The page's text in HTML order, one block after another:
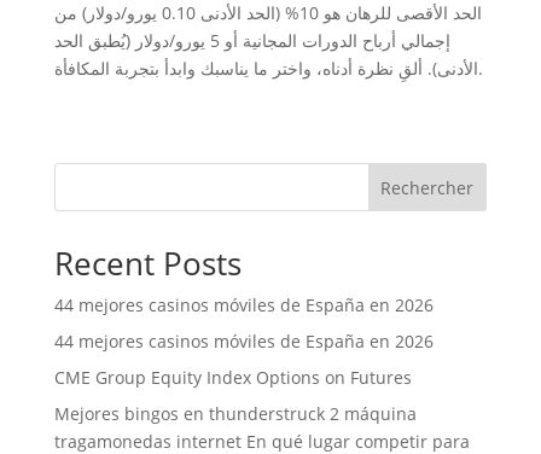
الحد الأقصى للرهان هو 10% (الحد الأدنى 0.10 يورو/دولار) من
إجمالي أرباح الدورات المجانية أو 5 يورو/دولار (يُطبق الحد
الأدنى). ألقِ نظرة أدناه، واختر ما يناسبك وابدأ بتجربة المكافأة.
Rechercher
Recent Posts
44 mejores casinos móviles de España en 2026
44 mejores casinos móviles de España en 2026
CME Group Equity Index Options on Futures
Mejores bingos en thunderstruck 2 máquina
tragamonedas internet En qué lugar competir para